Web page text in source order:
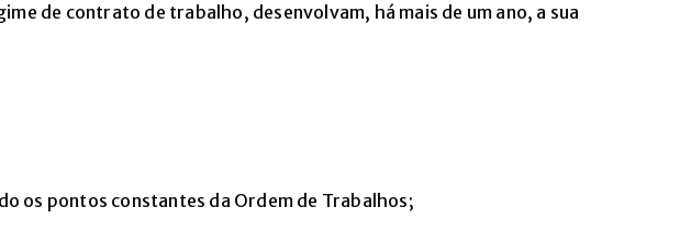
de contrato de trabalho, desenvolvam, há mais de um ano, a sua
os pontos constantes da Ordem de Trabalhos;